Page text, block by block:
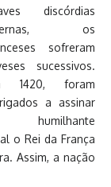
discórdias
os
sofreram
sucessivos.
1420, foram
a assinar
o Rei da França
Assim, a nação